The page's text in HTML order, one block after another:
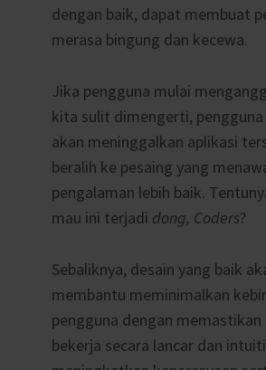
dengan baik, dapat membuat
merasa bingung dan kecewa.
Jika pengguna mulai
kita sulit dimengerti,
akan meninggalkan aplikasi
beralih ke pesaing yang
pengalaman lebih baik.
mau ini terjadi dong, Coders?
Sebaliknya, desain yang baik
membantu meminimalkan
pengguna dengan memastikan
bekerja secara lancar dan